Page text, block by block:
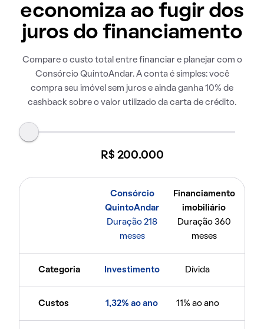
economiza ao fugir dos
juros do financiamento
Compare o custo total entre financiar e planejar com o
Consórcio QuintoAndar. A conta é simples: você
compra seu imóvel sem juros e ainda ganha 10% de
cashback sobre o valor utilizado da carta de crédito.
R$ 200.000
Consórcio
QuintoAndar
Duração 218
meses
Financiamento
imobiliário
Duração 360
meses
Categoria Investimento Dívida
Custos 1,32% ao ano 11% ao ano